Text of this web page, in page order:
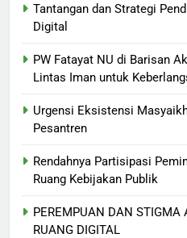
Tantangan dan Strategi
Digital
PW Fatayat NU di Barisan
Lintas Iman untuk
Urgensi Eksistensi
Pesantren
Rendahnya Partisipasi
Ruang Kebijakan Publik
PEREMPUAN DAN STIGMA
RUANG DIGITAL